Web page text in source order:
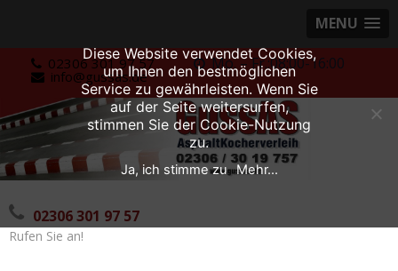
MENU
content
02306 301 97 57 Mo. – Fr.:08:00-16:00
info@gussas.de
02306 301 97 57
Rufen Sie an!
Diese Website verwendet Cookies,
um Ihnen den bestmöglichen
Service zu gewährleisten. Wenn Sie
auf der Seite weitersurfen,
stimmen Sie der Cookie-Nutzung
zu.
Ja, ich stimme zu Mehr...